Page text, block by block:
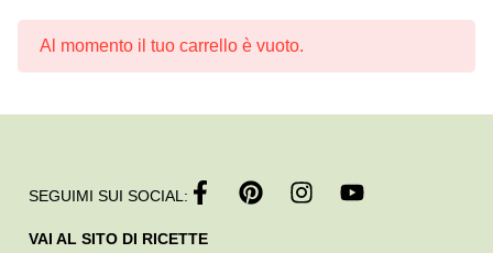
Al momento il tuo carrello è vuoto.
SEGUIMI SUI SOCIAL:
VAI AL SITO DI RICETTE